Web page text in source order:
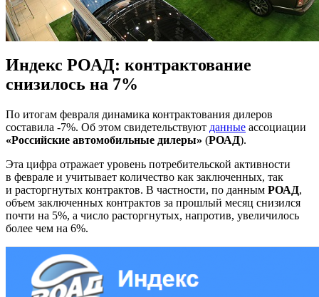
Индекс РОАД: контрактование
снизилось на 7%
По итогам февраля динамика контрактования дилеров
составила -7%. Об этом свидетельствуют данные ассоциации
«Российские автомобильные дилеры» (РОАД).
Эта цифра отражает уровень потребительской активности
в феврале и учитывает количество как заключенных, так
и расторгнутых контрактов. В частности, по данным РОАД,
объем заключенных контрактов за прошлый месяц снизился
почти на 5%, а число расторгнутых, напротив, увеличилось
более чем на 6%.